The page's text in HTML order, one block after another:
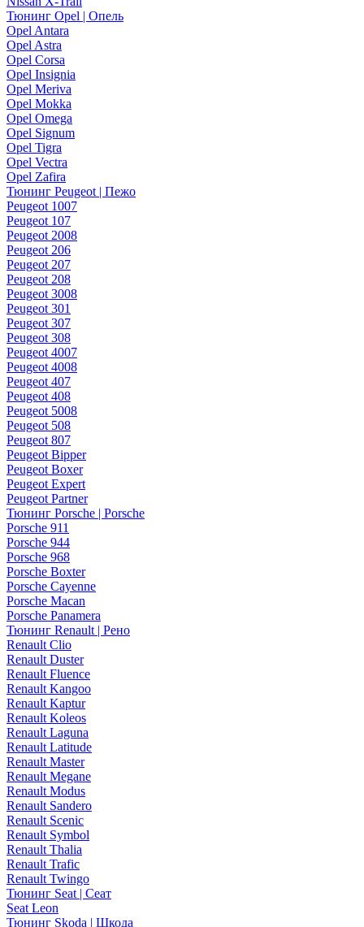
Тюнинг Opel | Опель
Opel Antara
Opel Astra
Opel Corsa
Opel Insignia
Opel Meriva
Opel Mokka
Opel Omega
Opel Signum
Opel Tigra
Opel Vectra
Opel Zafira
Тюнинг Peugeot | Пежо
Peugeot 1007
Peugeot 107
Peugeot 2008
Peugeot 206
Peugeot 207
Peugeot 208
Peugeot 3008
Peugeot 301
Peugeot 307
Peugeot 308
Peugeot 4007
Peugeot 4008
Peugeot 407
Peugeot 408
Peugeot 5008
Peugeot 508
Peugeot 807
Peugeot Bipper
Peugeot Boxer
Peugeot Expert
Peugeot Partner
Тюнинг Porsche | Porsche
Porsche 911
Porsche 944
Porsche 968
Porsche Boxter
Porsche Cayenne
Porsche Macan
Porsche Panamera
Тюнинг Renault | Рено
Renault Clio
Renault Duster
Renault Fluence
Renault Kangoo
Renault Kaptur
Renault Koleos
Renault Laguna
Renault Latitude
Renault Master
Renault Megane
Renault Modus
Renault Sandero
Renault Scenic
Renault Symbol
Renault Thalia
Renault Trafic
Renault Twingo
Тюнинг Seat | Сеат
Seat Leon
Тюнинг Skoda | Шкода